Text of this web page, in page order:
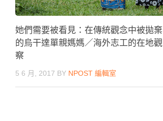
她們需要被看見：在傳統觀念中被拋棄
的烏干達單親媽媽／海外志工的在地觀
察
5 6 月, 2017 BY NPOST 編輯室